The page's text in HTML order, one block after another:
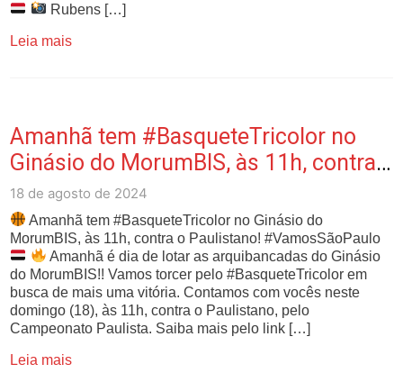
Rubens […]
Leia mais
Amanhã tem #BasqueteTricolor no
Ginásio do MorumBIS, às 11h, contra
o Paulistan…
18 de agosto de 2024
Amanhã tem #BasqueteTricolor no Ginásio do
MorumBIS, às 11h, contra o Paulistano! #VamosSãoPaulo
Amanhã é dia de lotar as arquibancadas do Ginásio
do MorumBIS!! Vamos torcer pelo #BasqueteTricolor em
busca de mais uma vitória. Contamos com vocês neste
domingo (18), às 11h, contra o Paulistano, pelo
Campeonato Paulista. Saiba mais pelo link […]
Leia mais